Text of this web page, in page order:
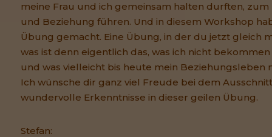
meine Frau und ich gemeinsam halten durften,
und Beziehung führen. Und in diesem Workshop
Übung gemacht. Eine Übung, in der du jetzt gleich
was ist denn eigentlich das, was ich nicht
und was vielleicht bis heute mein Beziehungsleben
Ich wünsche dir ganz viel Freude bei dem
wundervolle Erkenntnisse in dieser geilen Übung.
Stefan: